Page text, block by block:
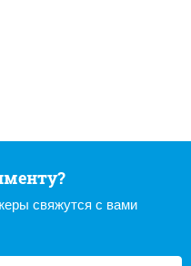
свяжутся с вами